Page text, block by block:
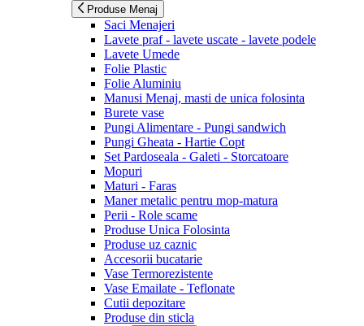
Produse Menaj
Saci Menajeri
Lavete praf - lavete uscate - lavete podele
Lavete Umede
Folie Plastic
Folie Aluminiu
Manusi Menaj, masti de unica folosinta
Burete vase
Pungi Alimentare - Pungi sandwich
Pungi Gheata - Hartie Copt
Set Pardoseala - Galeti - Storcatoare
Mopuri
Maturi - Faras
Maner metalic pentru mop-matura
Perii - Role scame
Produse Unica Folosinta
Produse uz caznic
Accesorii bucatarie
Vase Termorezistente
Vase Emailate - Teflonate
Cutii depozitare
Produse din sticla